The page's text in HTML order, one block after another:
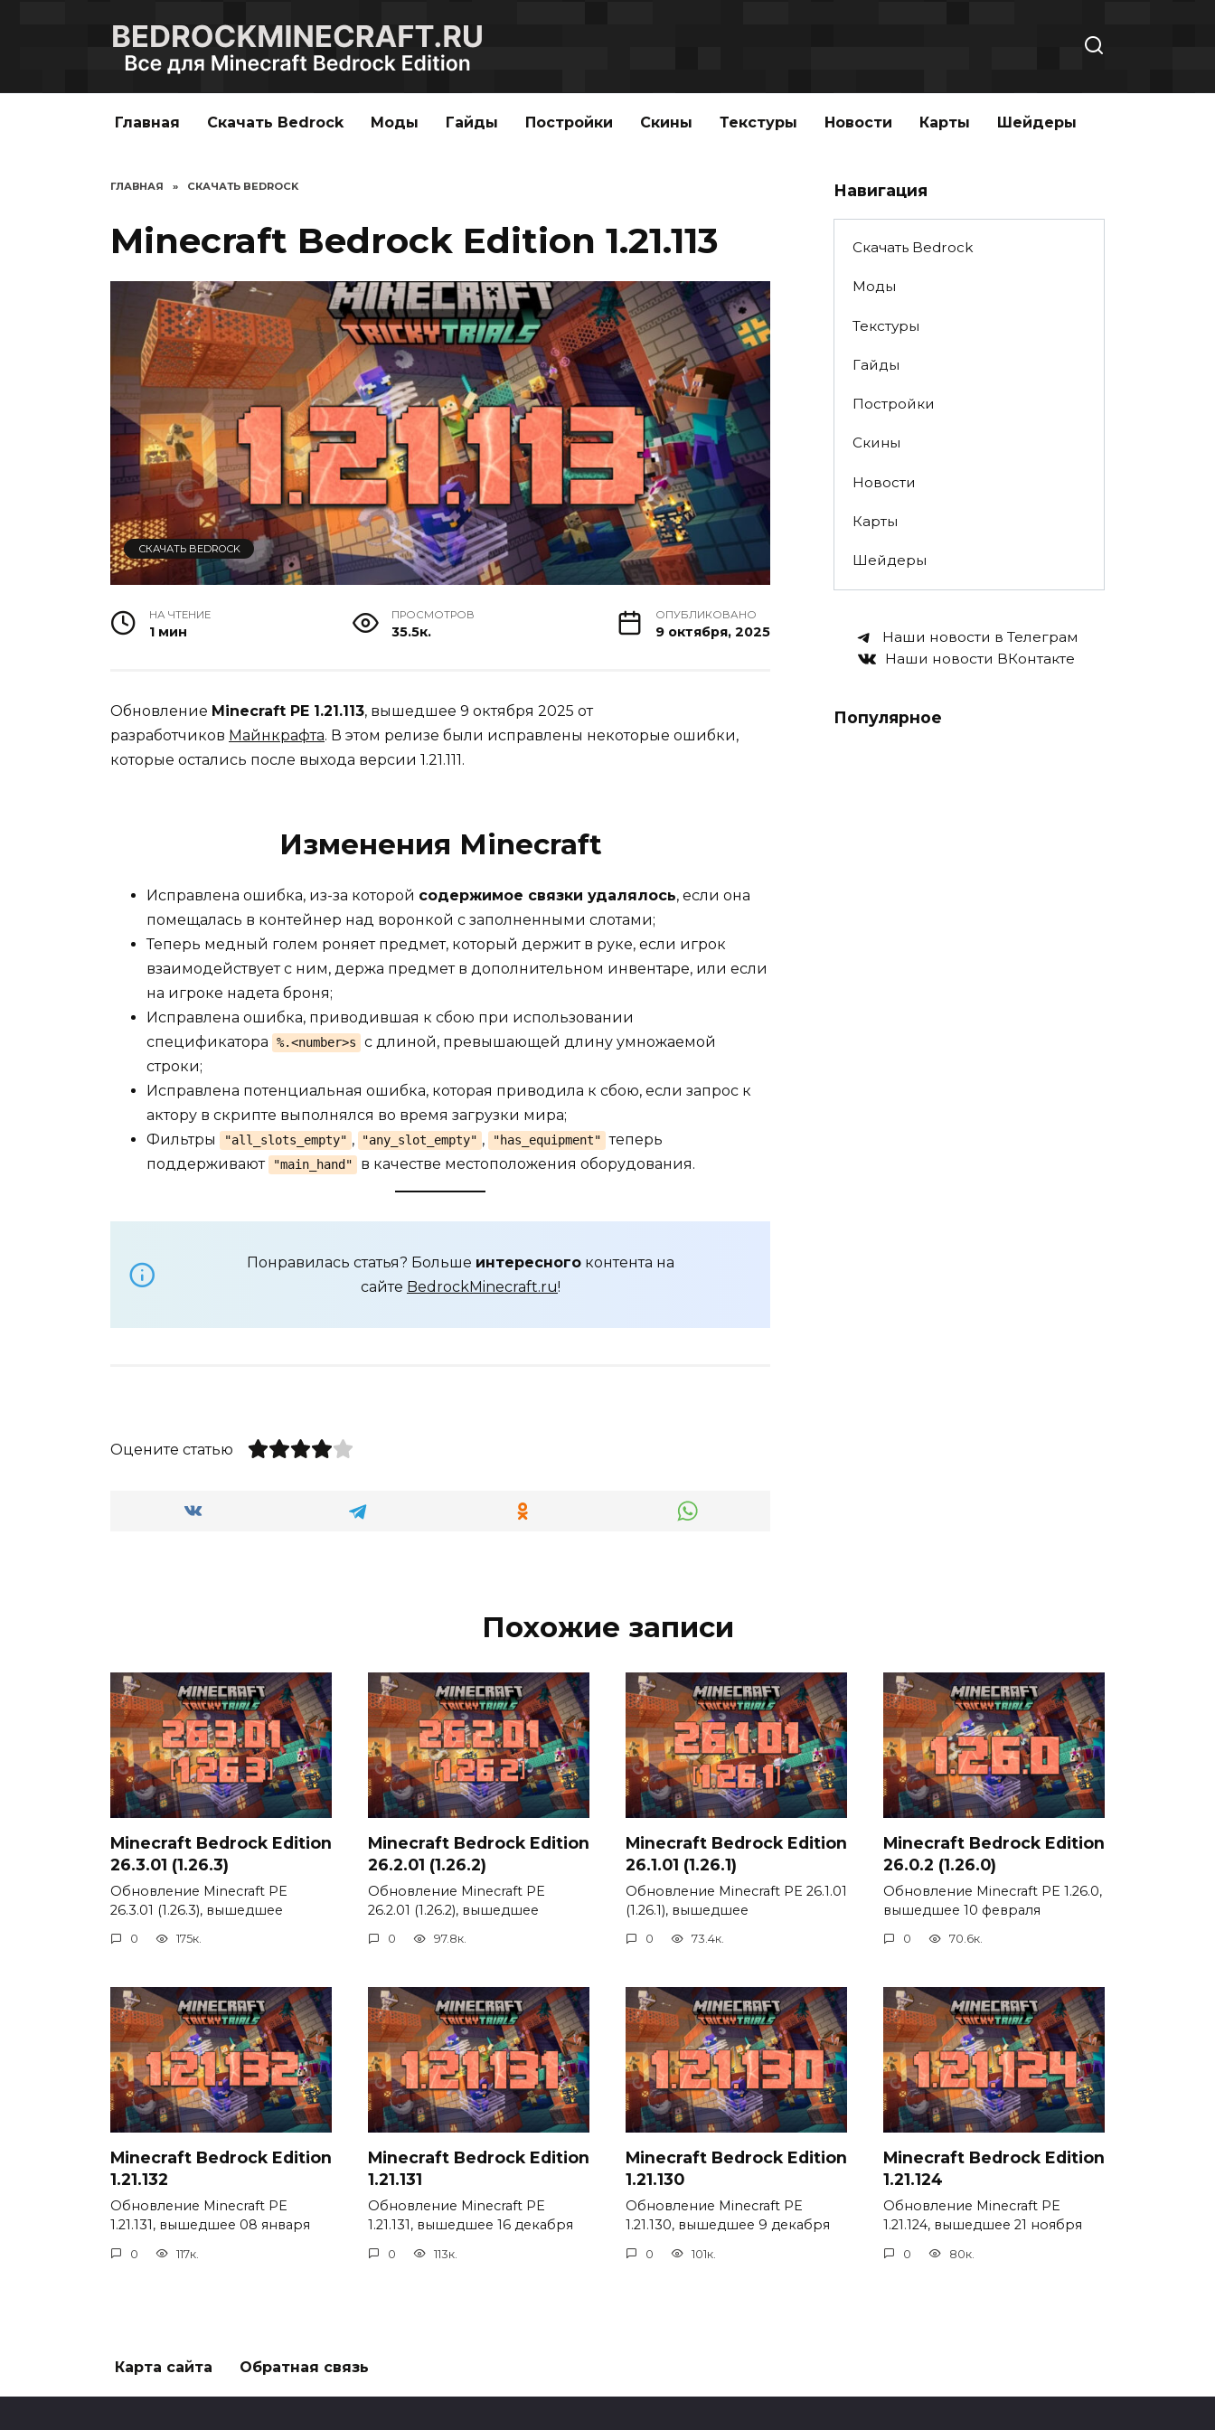
Главная Скачать Bedrock Моды Гайды Постройки Скины Текстуры Новости Карты Шейдеры
ГЛАВНАЯ » СКАЧАТЬ BEDROCK
Minecraft Bedrock Edition 1.21.113
СКАЧАТЬ BEDROCK
НА ЧТЕНИЕ
1 мин
ПРОСМОТРОВ
35.5к.
ОПУБЛИКОВАНО
9 октября, 2025
Обновление Minecraft PE 1.21.113, вышедшее 9 октября 2025 от
разработчиков Майнкрафта. В этом релизе были исправлены некоторые ошибки,
которые остались после выхода версии 1.21.111.
Изменения Minecraft
Исправлена ошибка, из-за которой содержимое связки удалялось, если она
помещалась в контейнер над воронкой с заполненными слотами;
Теперь медный голем роняет предмет, который держит в руке, если игрок
взаимодействует с ним, держа предмет в дополнительном инвентаре, или если
на игроке надета броня;
Исправлена ошибка, приводившая к сбою при использовании
спецификатора
%.<number>s
с длиной, превышающей длину умножаемой
строки;
Исправлена потенциальная ошибка, которая приводила к сбою, если запрос к
актору в скрипте выполнялся во время загрузки мира;
Фильтры
"all_slots_empty" , "any_slot_empty" , "has_equipment" теперь
поддерживают
"main_hand" в качестве местоположения оборудования.
Понравилась статья? Больше интересного контента на
сайте BedrockMinecraft.ru!
Оцените статью
Навигация
Скачать Bedrock
Моды
Текстуры
Гайды
Постройки
Скины
Новости
Карты
Шейдеры
Наши новости в Телеграм
Наши новости ВКонтакте
Популярное
Похожие записи
Minecraft Bedrock Edition
26.3.01 (1.26.3)
Обновление Minecraft PE
26.3.01 (1.26.3), вышедшее
0 175к.
Minecraft Bedrock Edition
26.2.01 (1.26.2)
Обновление Minecraft PE
26.2.01 (1.26.2), вышедшее
0 97.8к.
Minecraft Bedrock Edition
26.1.01 (1.26.1)
Обновление Minecraft PE 26.1.01
(1.26.1), вышедшее
0 73.4к.
Minecraft Bedrock Edition
26.0.2 (1.26.0)
Обновление Minecraft PE 1.26.0,
вышедшее 10 февраля
0 70.6к.
Minecraft Bedrock Edition
1.21.132
Обновление Minecraft PE
1.21.131, вышедшее 08 января
0 117к.
Minecraft Bedrock Edition
1.21.131
Обновление Minecraft PE
1.21.131, вышедшее 16 декабря
0 113к.
Minecraft Bedrock Edition
1.21.130
Обновление Minecraft PE
1.21.130, вышедшее 9 декабря
0 101к.
Minecraft Bedrock Edition
1.21.124
Обновление Minecraft PE
1.21.124, вышедшее 21 ноября
0 80к.
Карта сайта Обратная связь